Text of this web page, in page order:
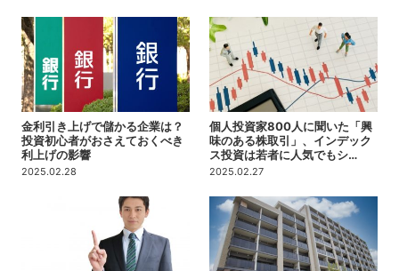
金利引き上げで儲かる企業は？
投資初心者がおさえておくべき
利上げの影響
2025.02.28
個人投資家800人に聞いた「興
味のある株取引」、インデック
ス投資は若者に人気でもシ…
2025.02.27